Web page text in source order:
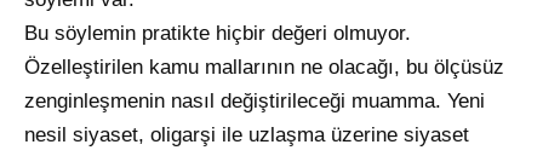
Bu söylemin pratikte hiçbir değeri olmuyor.
Özelleştirilen kamu mallarının ne olacağı, bu ölçüsüz
zenginleşmenin nasıl değiştirileceği muamma. Yeni
nesil siyaset, oligarşi ile uzlaşma üzerine siyaset